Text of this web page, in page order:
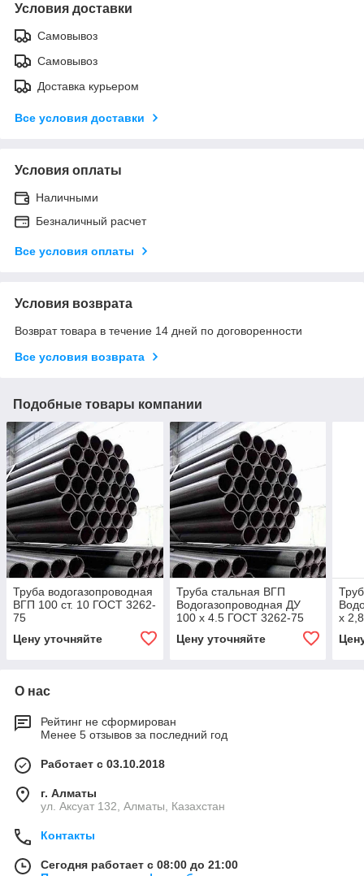
Условия доставки
Самовывоз
Самовывоз
Доставка курьером
Все условия доставки
Условия оплаты
Наличными
Безналичный расчет
Все условия оплаты
Условия возврата
Возврат товара в течение 14 дней по договоренности
Все условия возврата
Подобные товары компании
Труба водогазопроводная
ВГП 100 ст. 10 ГОСТ 3262-
75
Цену уточняйте
Труба стальная ВГП
Водогазопроводная ДУ
100 х 4.5 ГОСТ 3262-75
Цену уточняйте
х
О нас
Рейтинг не сформирован
Менее 5 отзывов за последний год
Работает с 03.10.2018
г. Алматы
ул. Аксуат 132, Алматы, Казахстан
Контакты
Сегодня работает с 08:00 до 21:00